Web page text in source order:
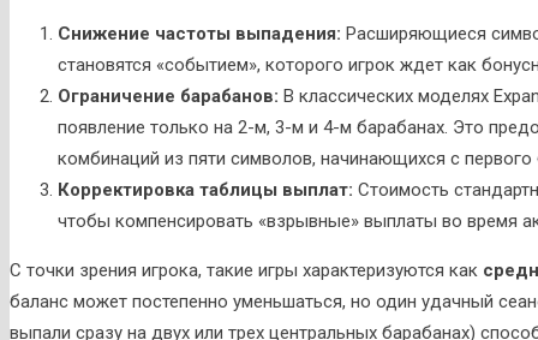
Снижение частоты выпадения: Расширяющиеся
становятся «событием», которого игрок ждет как
Ограничение барабанов: В классических моделях
появление только на 2-м, 3-м и 4-м барабанах. Это
комбинаций из пяти символов, начинающихся с первого
Корректировка таблицы выплат: Стоимость
чтобы компенсировать «взрывные» выплаты во время
С точки зрения игрока, такие игры характеризуются как
баланс может постепенно уменьшаться, но один удачный
выпали сразу на двух или трех центральных барабанах)